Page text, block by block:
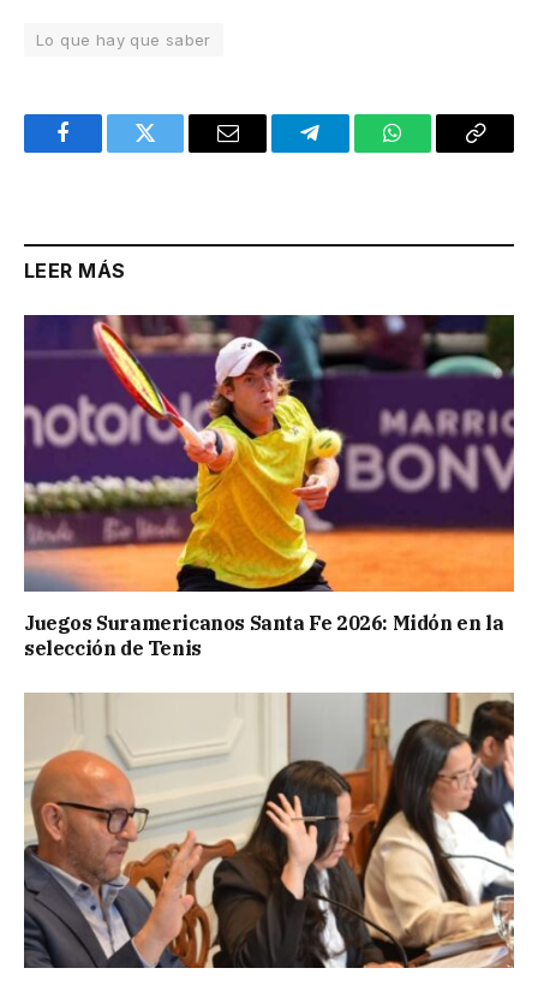
Lo que hay que saber
FacebookTwitter Email TelegramWhatsAppCopy
LEER MÁS
Juegos Suramericanos Santa Fe 2026: Midón en la
selección de Tenis